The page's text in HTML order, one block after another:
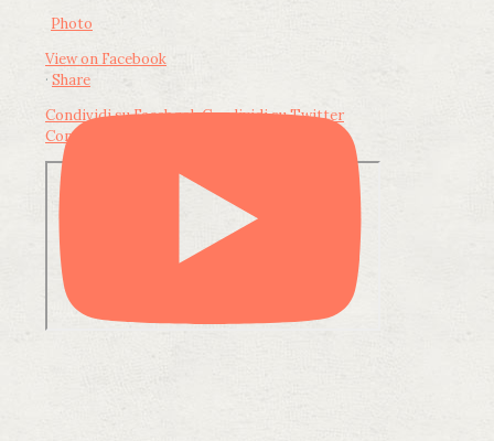
Photo
View on Facebook
· Share
Condividi su FacebookCondividi su Twitter
Condividi su LinkedIn